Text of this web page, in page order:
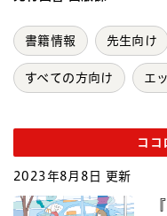
書籍情報 先生向け
すべての方向け エ
ココ
2023年8月8日 更新